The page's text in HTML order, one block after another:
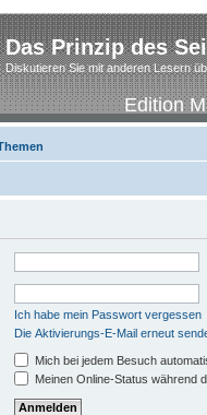
Das Prinzip des
Diskutieren Sie mit anderen Lesern
Edition
Ich habe mein Passwort vergessen
Die Aktivierungs-E-Mail erneut
Mich bei jedem Besuch
Meinen Online-Status während